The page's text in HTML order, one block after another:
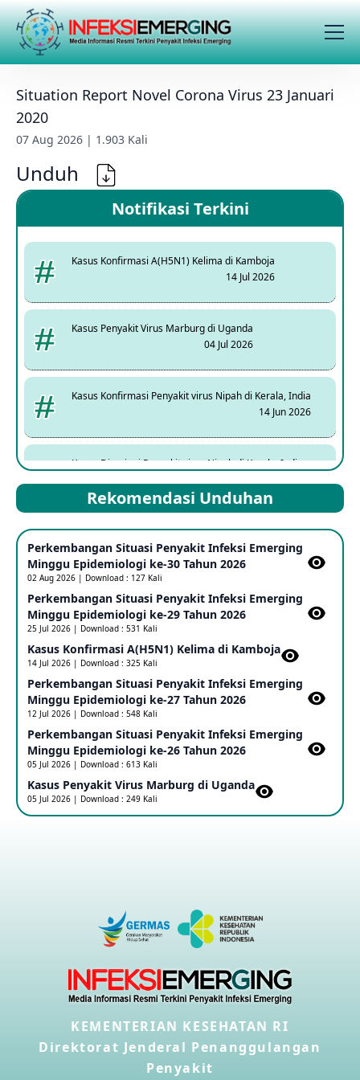
Situation Report Novel Corona Virus 23 Januari
2020
07 Aug 2026 | 1.903 Kali
Unduh
Notifikasi Terkini
Kasus Konfirmasi A(H5N1) Kelima di Kamboja
14 Jul 2026
Kasus Penyakit Virus Marburg di Uganda
04 Jul 2026
Kasus Konfirmasi Penyakit virus Nipah di Kerala, India
14 Jun 2026
Kasus Dicurigai Penyakit virus Nipah di Kerala, India
Mpox Clade 1b di Taiwan
25 May 2026
Update Informasi PHEIC Penyakit Ebola
23 May 2026
Penetapan Outbreak Penyakit Ebola di RD Kongo dan
Uganda Sebagai PHEIC
17 May 2026
Outbreak Penyakti Ebola di RD Kongo
16 May 2026
Kasus Konfirmasi A(H5NN6) di Cina
Penyakit virus Hanta di Kapal Pesiar Keberangkatan
04 May 2026
Penyakit Meningokokus di Vietnam
28 Apr 2026
Rekomendasi Unduhan
Perkembangan Situasi Penyakit Infeksi Emerging
Minggu Epidemiologi ke-30 Tahun 2026
02 Aug 2026 | Download : 127 Kali
Perkembangan Situasi Penyakit Infeksi Emerging
Minggu Epidemiologi ke-29 Tahun 2026
25 Jul 2026 | Download : 531 Kali
Kasus Konfirmasi A(H5N1) Kelima di Kamboja​
14 Jul 2026 | Download : 325 Kali
Perkembangan Situasi Penyakit Infeksi Emerging
Minggu Epidemiologi ke-27 Tahun 2026
12 Jul 2026 | Download : 548 Kali
Perkembangan Situasi Penyakit Infeksi Emerging
Minggu Epidemiologi ke-26 Tahun 2026
05 Jul 2026 | Download : 613 Kali
Kasus Penyakit Virus Marburg di Uganda
05 Jul 2026 | Download : 249 Kali
KEMENTERIAN KESEHATAN RI
Direktorat Jenderal Penanggulangan
Penyakit